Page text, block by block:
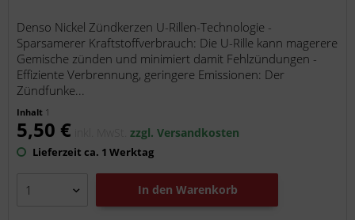
Denso Nickel Zündkerzen U-Rillen-Technologie -
Sparsamerer Kraftstoffverbrauch: Die U-Rille kann magerere
Gemische zünden und minimiert damit Fehlzündungen -
Effiziente Verbrennung, geringere Emissionen: Der
Zündfunke...
Inhalt 1
5,50 € inkl. MwSt.zzgl. Versandkosten
Lieferzeit ca. 1 Werktag
In den Warenkorb